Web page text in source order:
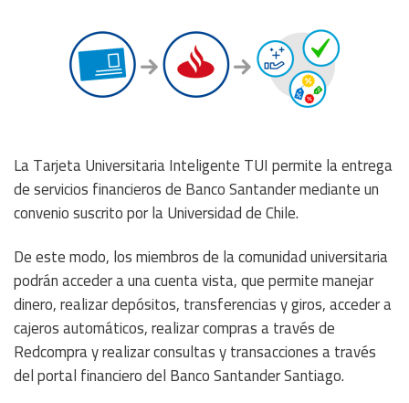
La Tarjeta Universitaria Inteligente TUI permite la entrega
de servicios financieros de Banco Santander mediante un
convenio suscrito por la Universidad de Chile.
De este modo, los miembros de la comunidad universitaria
podrán acceder a una cuenta vista, que permite manejar
dinero, realizar depósitos, transferencias y giros, acceder a
cajeros automáticos, realizar compras a través de
Redcompra y realizar consultas y transacciones a través
del portal financiero del Banco Santander Santiago.